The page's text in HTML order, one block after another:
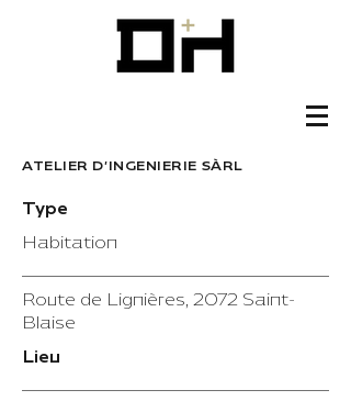
ATELIER D'INGENIERIE SÀRL
Type
Habitation
Route de Lignières, 2072 Saint-
Blaise
Lieu